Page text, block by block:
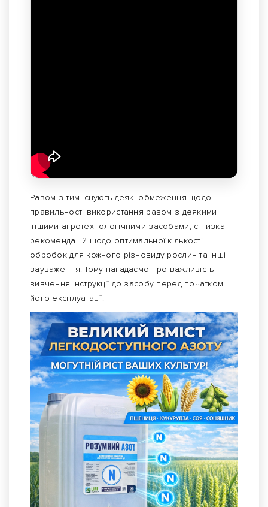
Разом з тим існують деякі обмеження щодо
правильності використання разом з деякими
іншими агротехнологічними засобами, є низка
рекомендацій щодо оптимальної кількості
обробок для кожного різновиду рослин та інші
зауваження. Тому нагадаємо про важливість
вивчення інструкції до засобу перед початком
його експлуатації.